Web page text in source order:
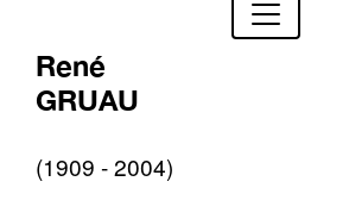
René
GRUAU
(1909 - 2004)